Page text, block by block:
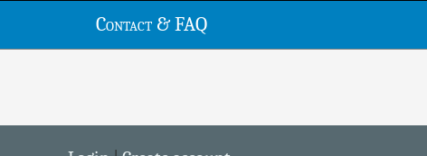
Contact & FAQ